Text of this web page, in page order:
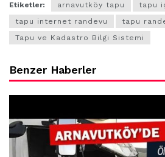
Etiketler: arnavutköy tapu
tapu
tapu internet randevu
tapu
Tapu ve Kadastro Bilgi Sistemi
Benzer Haberler